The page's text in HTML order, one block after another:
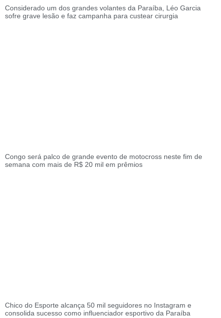
Considerado um dos grandes volantes da Paraíba, Léo Garcia
sofre grave lesão e faz campanha para custear cirurgia
Congo será palco de grande evento de motocross neste fim de
semana com mais de R$ 20 mil em prêmios
Chico do Esporte alcança 50 mil seguidores no Instagram e
consolida sucesso como influenciador esportivo da Paraíba